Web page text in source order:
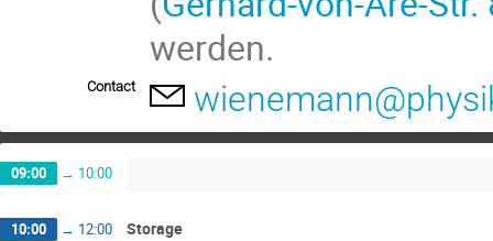
werden.
Contact
09:00 → 10:00
10:00 → 12:00 Storage